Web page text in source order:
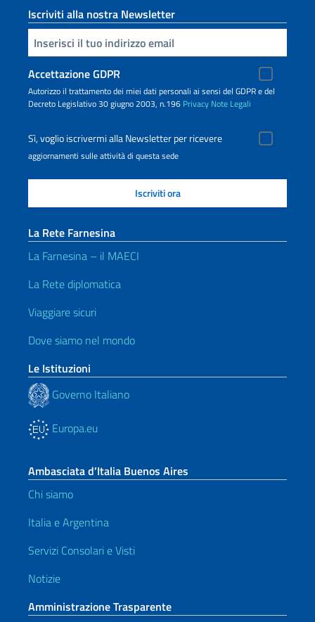
Iscriviti alla nostra Newsletter
Inserisci la tua email
Accettazione GDPR
Autorizzo il trattamento dei miei dati personali ai sensi del GDPR e del
Decreto Legislativo 30 giugno 2003, n.196 Privacy Note Legali
Sì, voglio iscrivermi alla Newsletter per ricevere
aggiornamenti sulle attività di questa sede
La Rete Farnesina
La Farnesina – il MAECI
La Rete diplomatica
Viaggiare sicuri
Dove siamo nel mondo
Le Istituzioni
Governo Italiano
Europa.eu
Ambasciata d’Italia Buenos Aires
Chi siamo
Italia e Argentina
Servizi Consolari e Visti
Notizie
Amministrazione Trasparente